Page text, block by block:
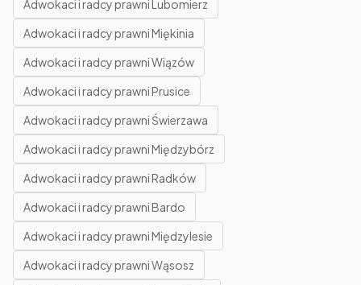
Adwokaci i radcy prawni Lubomierz
Adwokaci i radcy prawni Miękinia
Adwokaci i radcy prawni Wiązów
Adwokaci i radcy prawni Prusice
Adwokaci i radcy prawni Świerzawa
Adwokaci i radcy prawni Międzybórz
Adwokaci i radcy prawni Radków
Adwokaci i radcy prawni Bardo
Adwokaci i radcy prawni Międzylesie
Adwokaci i radcy prawni Wąsosz